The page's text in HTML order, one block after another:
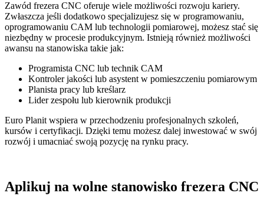
Zawód frezera CNC oferuje wiele możliwości rozwoju kariery.
Zwłaszcza jeśli dodatkowo specjalizujesz się w programowaniu,
oprogramowaniu CAM lub technologii pomiarowej, możesz stać się
niezbędny w procesie produkcyjnym. Istnieją również możliwości
awansu na stanowiska takie jak:
Programista CNC lub technik CAM
Kontroler jakości lub asystent w pomieszczeniu pomiarowym
Planista pracy lub kreślarz
Lider zespołu lub kierownik produkcji
Euro Planit wspiera w przechodzeniu profesjonalnych szkoleń,
kursów i certyfikacji. Dzięki temu możesz dalej inwestować w swój
rozwój i umacniać swoją pozycję na rynku pracy.
Aplikuj na wolne stanowisko frezera CNC